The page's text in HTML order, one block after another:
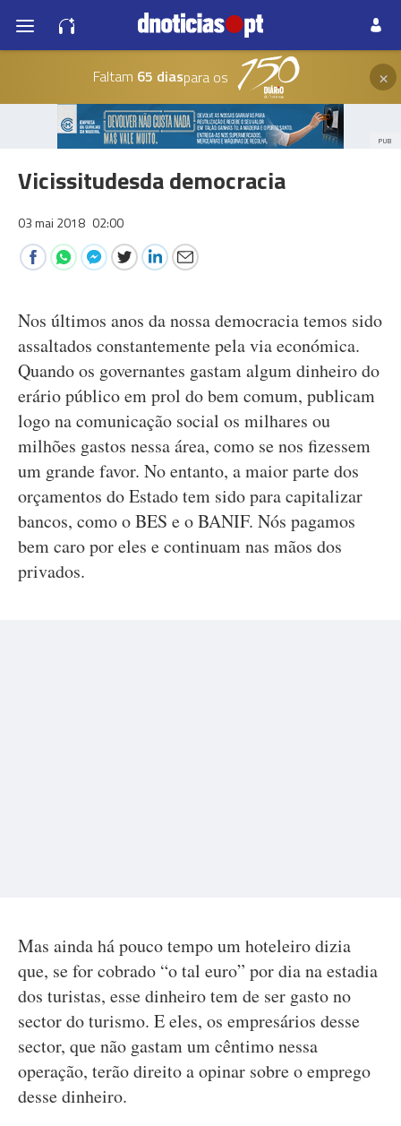
Faltam 65 diaspara os ×
PUB
Vicissitudesda democracia
03 mai 2018 02:00
Nos últimos anos da nossa democracia temos sido
assaltados constantemente pela via económica.
Quando os governantes gastam algum dinheiro do
erário público em prol do bem comum, publicam
logo na comunicação social os milhares ou
milhões gastos nessa área, como se nos fizessem
um grande favor. No entanto, a maior parte dos
orçamentos do Estado tem sido para capitalizar
bancos, como o BES e o BANIF. Nós pagamos
bem caro por eles e continuam nas mãos dos
privados.
Mas ainda há pouco tempo um hoteleiro dizia
que, se for cobrado “o tal euro” por dia na estadia
dos turistas, esse dinheiro tem de ser gasto no
sector do turismo. E eles, os empresários desse
sector, que não gastam um cêntimo nessa
operação, terão direito a opinar sobre o emprego
desse dinheiro.